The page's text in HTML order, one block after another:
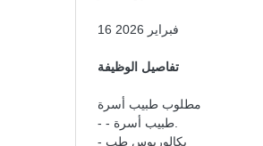
16 فبراير 2026
تفاصيل الوظيفة
مطلوب طبيب أسرة
- بكالوريوس طب